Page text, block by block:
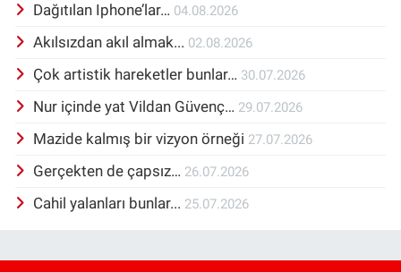
Dağıtılan Iphone’lar… 04.08.2026
Akılsızdan akıl almak... 02.08.2026
Çok artistik hareketler bunlar… 30.07.2026
Nur içinde yat Vildan Güvenç… 29.07.2026
Mazide kalmış bir vizyon örneği 27.07.2026
Gerçekten de çapsız… 26.07.2026
Cahil yalanları bunlar... 25.07.2026